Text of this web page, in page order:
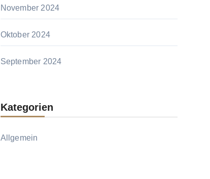
November 2024
Oktober 2024
September 2024
Kategorien
Allgemein